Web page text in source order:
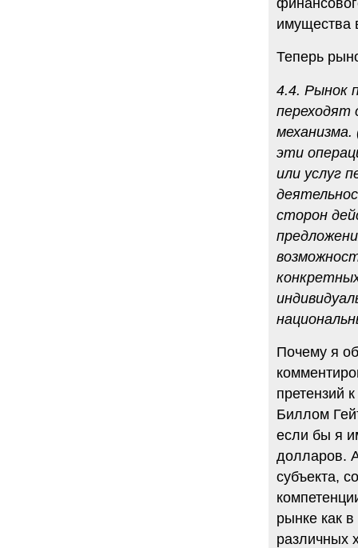
имущества
Теперь
4.4. Рынок
переходят
эти
или услуг
сторон
Почему я
претензий
Биллом
если бы я
долларов.
субъекта,
рынке как
различных